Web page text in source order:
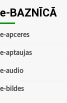
e-BAZNĪCĀ
e-apceres
e-aptaujas
e-audio
e-bildes